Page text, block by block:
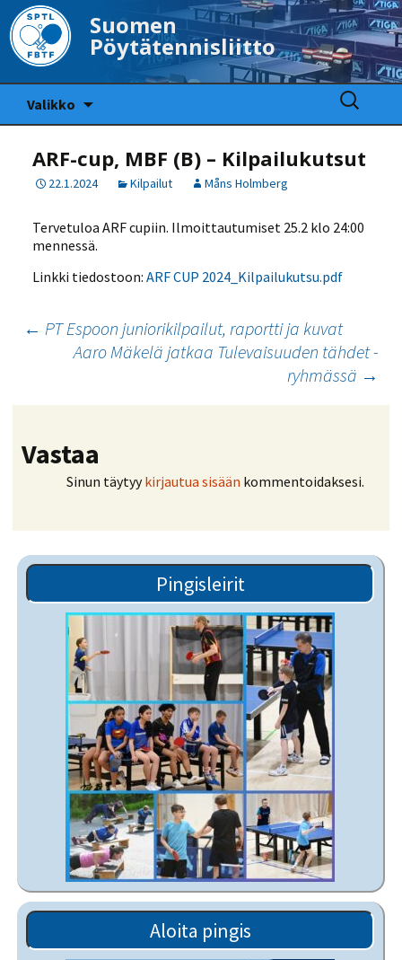
Suomen
Pöytätennisliitto
Valikko
Haku:
ARF-cup, MBF (B) – Kilpailukutsut
22.1.2024 Kilpailut Måns Holmberg
Tervetuloa ARF cupiin. Ilmoittautumiset 25.2 klo 24:00
mennessä.
Linkki tiedostoon:ARF CUP 2024_Kilpailukutsu.pdf
Artikkelien
selaus
← PT Espoon juniorikilpailut, raportti ja kuvat
Aaro Mäkelä jatkaa Tulevaisuuden tähdet -
ryhmässä →
Vastaa
Sinun täytyykirjautua sisään kommentoidaksesi.
Pingisleirit
Aloita pingis